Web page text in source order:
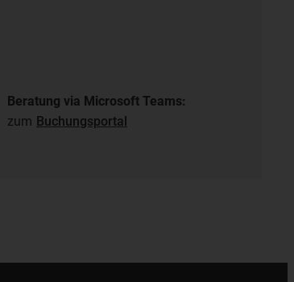
Beratung via Microsoft Teams:
zum Buchungsportal